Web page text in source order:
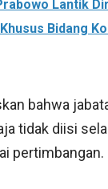
Lantik
Bidang
bahwa
tidak diisi
pertimbangan.